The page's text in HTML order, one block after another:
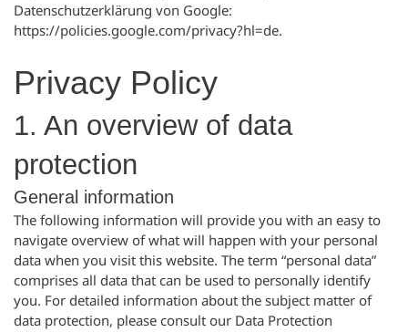
Datenschutzerklärung von Google:
https://policies.google.com/privacy?hl=de.
Privacy Policy
1. An overview of data
protection
General information
The following information will provide you with an easy to
navigate overview of what will happen with your personal
data when you visit this website. The term “personal data”
comprises all data that can be used to personally identify
you. For detailed information about the subject matter of
data protection, please consult our Data Protection